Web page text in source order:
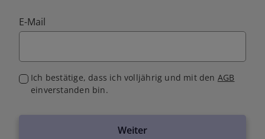
E-Mail
Ich bestätige, dass ich volljährig und mit den AGB
einverstanden bin.
Weiter